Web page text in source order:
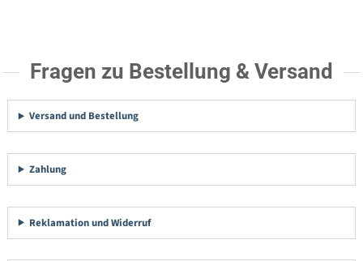
Fragen zu Bestellung & Versand
Versand und Bestellung
Zahlung
Reklamation und Widerruf